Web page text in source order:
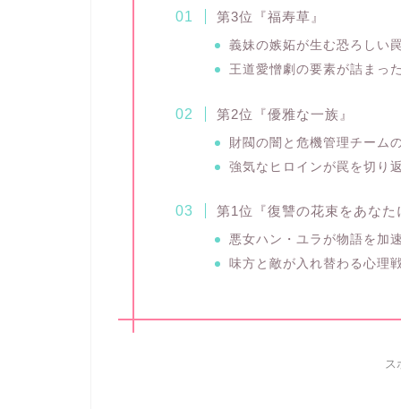
第3位『福寿草』
義妹の嫉妬が生む恐ろしい
王道愛憎劇の要素が詰まっ
第2位『優雅な一族』
財閥の闇と危機管理チーム
強気なヒロインが罠を切り
第1位『復讐の花束をあなた
悪女ハン・ユラが物語を加
味方と敵が入れ替わる心理
ス